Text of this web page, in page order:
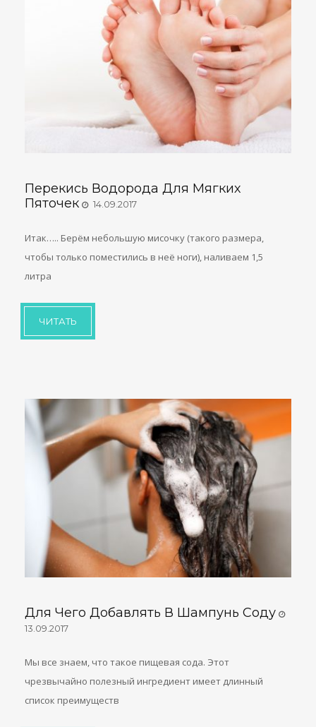
Перекись Водорода Для Мягких
Пяточек
14.09.2017
Итак….. Берём небольшую мисочку (такого размера,
чтобы только поместились в неё ноги), наливаем 1,5
литра
ЧИТАТЬ
Для Чего Добавлять В Шампунь Соду
13.09.2017
Мы все знаем, что такое пищевая сода. Этот
чрезвычайно полезный ингредиент имеет длинный
список преимуществ